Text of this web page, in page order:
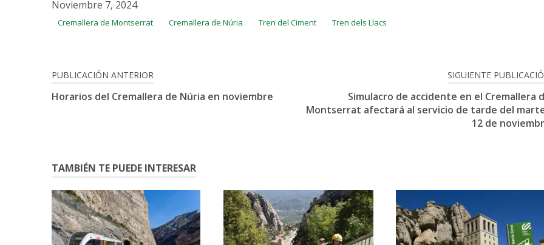
Noviembre 7, 2024
Cremallera de Montserrat Cremallera de Núria Tren del Ciment Tren dels Llacs
Navegación
de
PUBLICACIÓN ANTERIOR
Horarios del Cremallera de Núria en noviembre
SIGUIENTE
Simulacro de accidente en el Cremallera
Montserrat afectará al servicio de tarde del
12 de
TAMBIÉN TE PUEDE INTERESAR